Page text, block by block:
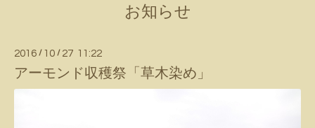
お知らせ
2016 / 10 / 27 11:22
アーモンド収穫祭「草木染め」